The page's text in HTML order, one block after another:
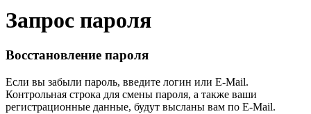
Запрос пароля
Восстановление пароля
Если вы забыли пароль, введите логин или E-Mail.
Контрольная строка для смены пароля, а также ваши
регистрационные данные, будут высланы вам по E-Mail.